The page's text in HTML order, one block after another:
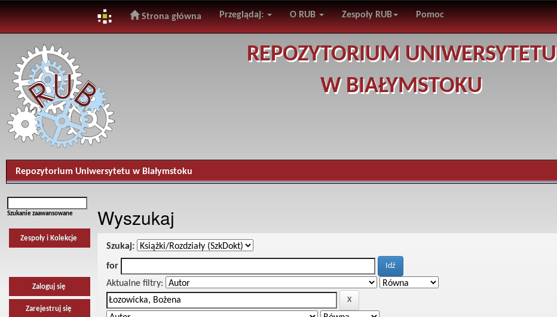
navigation
Strona główna Przeglądaj: O RUB Zespoły RUB Pomoc
REPOZYTORIUM UNIWERSYTETU
W BIAŁYMSTOKU
Repozytorium Uniwersytetu w Białymstoku
Szukanie zaawansowane
Zespoły i Kolekcje
Zaloguj się
Zarejestruj się
Wyszukaj
Szukaj:
for
Aktualne filtry: